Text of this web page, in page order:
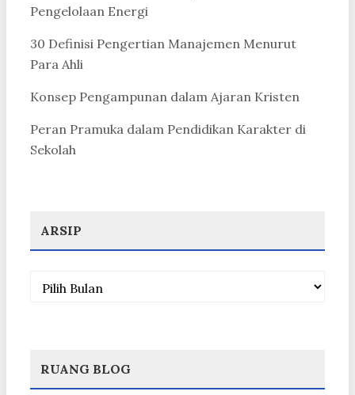
Pengelolaan Energi
30 Definisi Pengertian Manajemen Menurut
Para Ahli
Konsep Pengampunan dalam Ajaran Kristen
Peran Pramuka dalam Pendidikan Karakter di
Sekolah
ARSIP
Arsip
RUANG BLOG